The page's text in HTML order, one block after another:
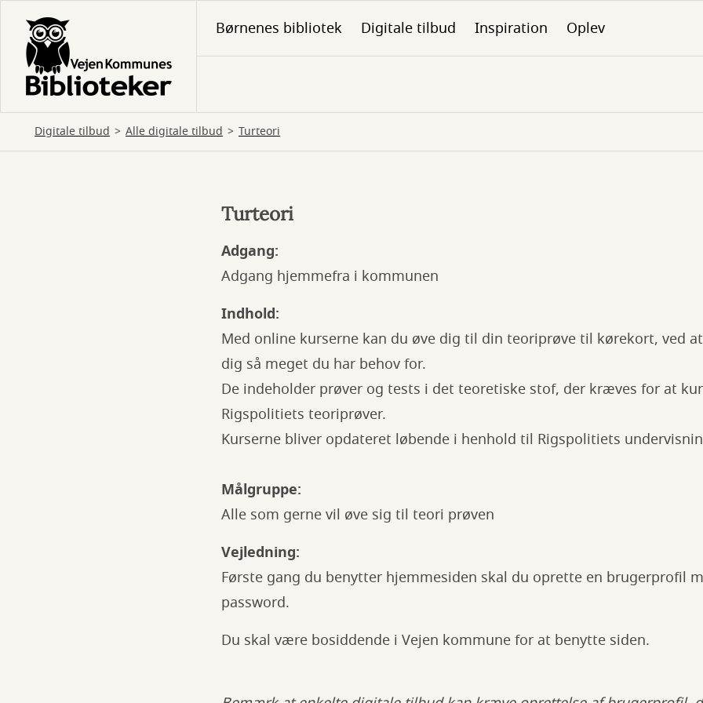
hovedindhold
Børnenes bibliotek Digitale tilbud Inspiration Oplev
Digitale tilbud Alle digitale tilbud Turteori
Turteori
Adgang:
Adgang hjemmefra i kommunen
Indhold:
Med online kurserne kan du øve dig til din teoriprøve til kørekort, ved
dig så meget du har behov for.
De indeholder prøver og tests i det teoretiske stof, der kræves for at
Rigspolitiets teoriprøver.
Kurserne bliver opdateret løbende i henhold til Rigspolitiets
Målgruppe:
Alle som gerne vil øve sig til teori prøven
Vejledning:
Første gang du benytter hjemmesiden skal du oprette en brugerprofil
password.
Du skal være bosiddende i Vejen kommune for at benytte siden.